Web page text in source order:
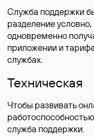
Служба поддержки
разделение
одновременно
приложении и
службах.
Техническая
Чтобы развивать
служба поддержки.